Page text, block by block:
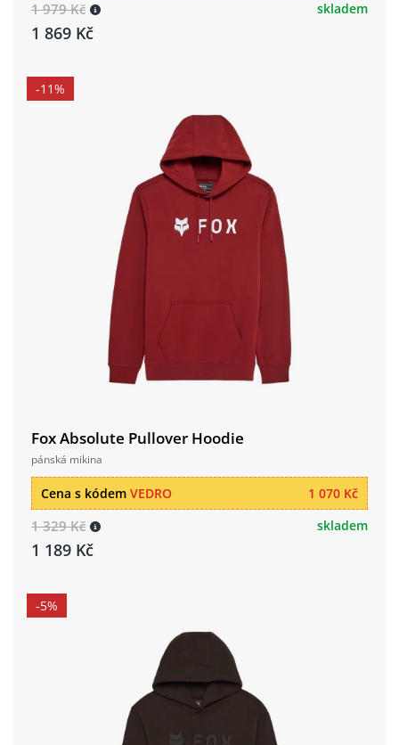
1 979 Kč
1 869 Kč
skladem
-11%
Fox Absolute Pullover Hoodie
pánská mikina
1 070 Kč
Cena s kódem VEDRO
1 329 Kč
1 189 Kč
skladem
-5%